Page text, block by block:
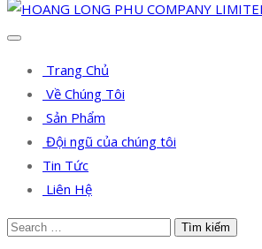
Trang Chủ
Về Chúng Tôi
Sản Phẩm
Đội ngũ của chúng tôi
Tin Tức
Liên Hệ